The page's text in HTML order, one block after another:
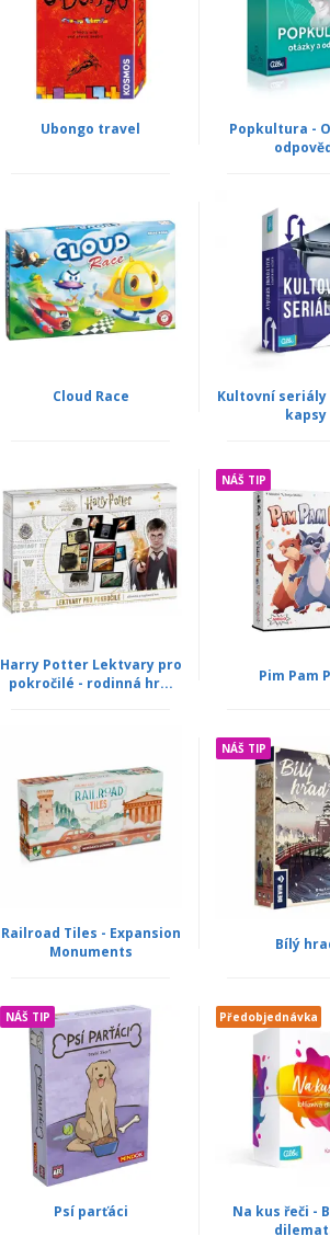
Ubongo travel
Popkultura -
Cloud Race
Kultovní seriály
kapsy
Harry Potter Lektvary pro
pokročilé - rodinná hr...
NÁŠ TIP
Pim Pam
Railroad Tiles - Expansion
Monuments
NÁŠ TIP
Bílý
NÁŠ TIP
Psí parťáci
Předobjednávka
Na kus řeči -